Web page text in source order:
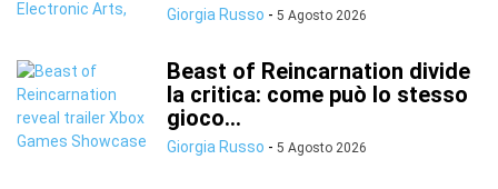
Giorgia Russo - 5 Agosto 2026
Beast of Reincarnation divide
la critica: come può lo stesso
gioco...
Giorgia Russo - 5 Agosto 2026